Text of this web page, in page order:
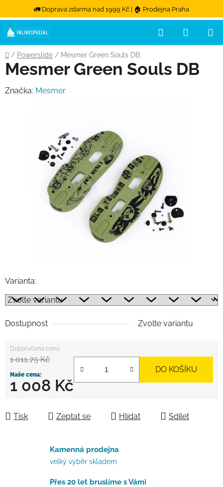
🚛 Doprava zdarma nad 1999 Kč | 🏠 Prodejna Praha
Přejít na obsah
Hledat
Domů
/ Powerslide / Mesmer Green Souls DB
Varianta:
Dostupnost Zvolte variantu
1 011,75 Kč
1 008 Kč
DO KOŠÍKU
Tisk Zeptat se Hlídat Sdílet
Mesmer Green Souls DB
Značka: Mesmer
Kamenná prodejna
velký výběr skladem
Přes 20 let bruslíme s Vámi